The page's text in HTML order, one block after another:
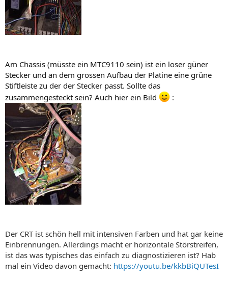
Am Chassis (müsste ein MTC9110 sein) ist ein loser güner
Stecker und an dem grossen Aufbau der Platine eine grüne
Stiftleiste zu der der Stecker passt. Sollte das
zusammengesteckt sein? Auch hier ein Bild
:
Der CRT ist schön hell mit intensiven Farben und hat gar keine
Einbrennungen. Allerdings macht er horizontale Störstreifen,
ist das was typisches das einfach zu diagnostizieren ist? Hab
mal ein Video davon gemacht: https://youtu.be/kkbBiQUTesI